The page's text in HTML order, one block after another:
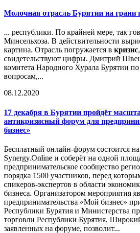
Молочная отрасль Бурятии на грани
... республики. По крайней мере, так
Минсельхоза. В действительности
картина. Отрасль погружается в кризис
свидетельствуют цифры. Дмитрий
комитета Народного Хурала Бурятии
вопросам,...
08.12.2020
17 декабря в Бурятии пройдёт
антикризисный форум для
бизнес»
Бесплатный онлайн-форум состоится
Synergy.Online и соберёт на одной
предпринимательское сообщество
порядка 1500 участников, перед
спикеров-экспертов в области
бизнеса. Организатором мероприятия
предпринимательства «Мой бизнес»
Республики Бурятия и Министерства
торговли Республики Бурятия.
заявленных на форуме, позволит...